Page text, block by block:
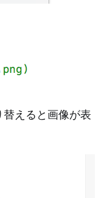
替えると画像が表